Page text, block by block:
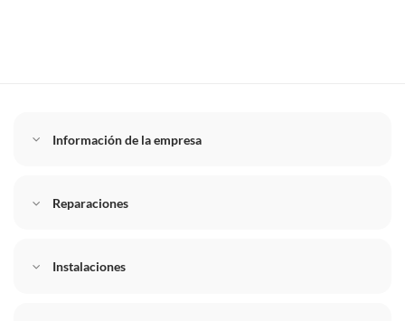
Información de la empresa
Reparaciones
Instalaciones